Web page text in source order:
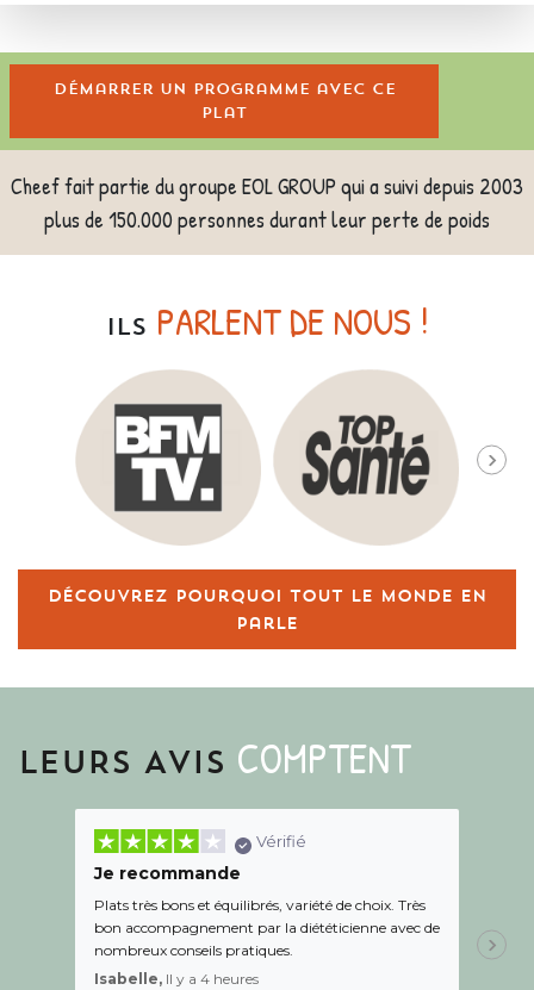
Démarrer un programme avec ce
plat
Cheef fait partie du groupe EOL GROUP qui a suivi depuis 2003
plus de 150.000 personnes durant leur perte de poids
ILS PARLENT DE NOUS !
Découvrez pourquoi tout le monde en
parle
LEURS AVIS COMPTENT
Vérifié
Je recommande
Plats très bons et équilibrés, variété de choix. Très
bon accompagnement par la diététicienne avec de
nombreux conseils pratiques.
Isabelle, Il y a 4 heures
de l
aidé